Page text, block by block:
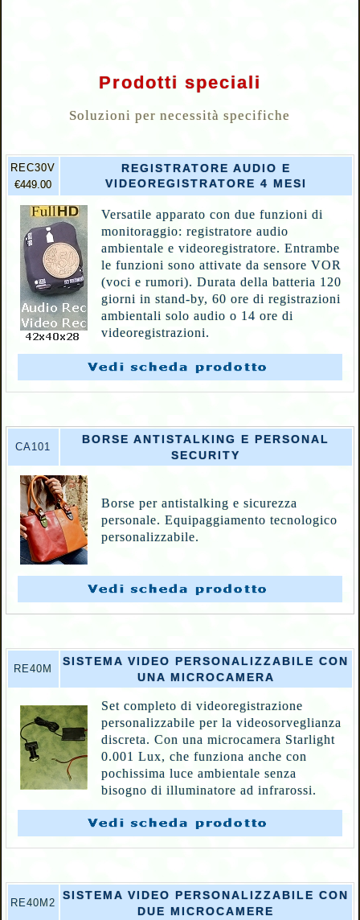
Prodotti speciali
Soluzioni per necessità specifiche
REC30V
€449.00
REGISTRATORE AUDIO E
VIDEOREGISTRATORE 4 MESI
Versatile apparato con due funzioni di
monitoraggio: registratore audio
ambientale e videoregistratore. Entrambe
le funzioni sono attivate da sensore VOR
(voci e rumori). Durata della batteria 120
giorni in stand-by, 60 ore di registrazioni
ambientali solo audio o 14 ore di
videoregistrazioni.
CA101
BORSE ANTISTALKING E PERSONAL
SECURITY
Borse per antistalking e sicurezza
personale. Equipaggiamento tecnologico
personalizzabile.
RE40M
SISTEMA VIDEO PERSONALIZZABILE CON
UNA MICROCAMERA
Set completo di videoregistrazione
personalizzabile per la videosorveglianza
discreta. Con una microcamera Starlight
0.001 Lux, che funziona anche con
pochissima luce ambientale senza
bisogno di illuminatore ad infrarossi.
RE40M2
SISTEMA VIDEO PERSONALIZZABILE CON
DUE MICROCAMERE